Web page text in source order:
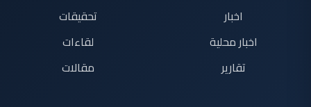
اخبار
اخبار محلية
تقارير
تحقيقات
لقاءات
مقالات